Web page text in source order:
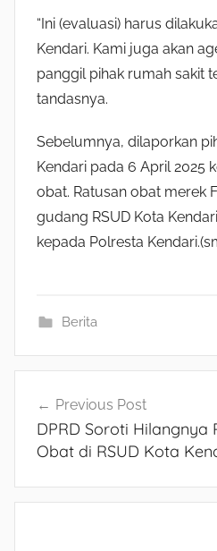
“Ini (evaluasi) harus
Kendari. Kami juga akan
panggil pihak rumah sakit
tandasnya.
Sebelumnya, dilaporkan
Kendari pada 6 April 2025
obat. Ratusan obat merek
gudang RSUD Kota
kepada Polresta
Berita
Navigasi
pos
Previous Post
DPRD Soroti Hilangnya
Obat di RSUD Kota